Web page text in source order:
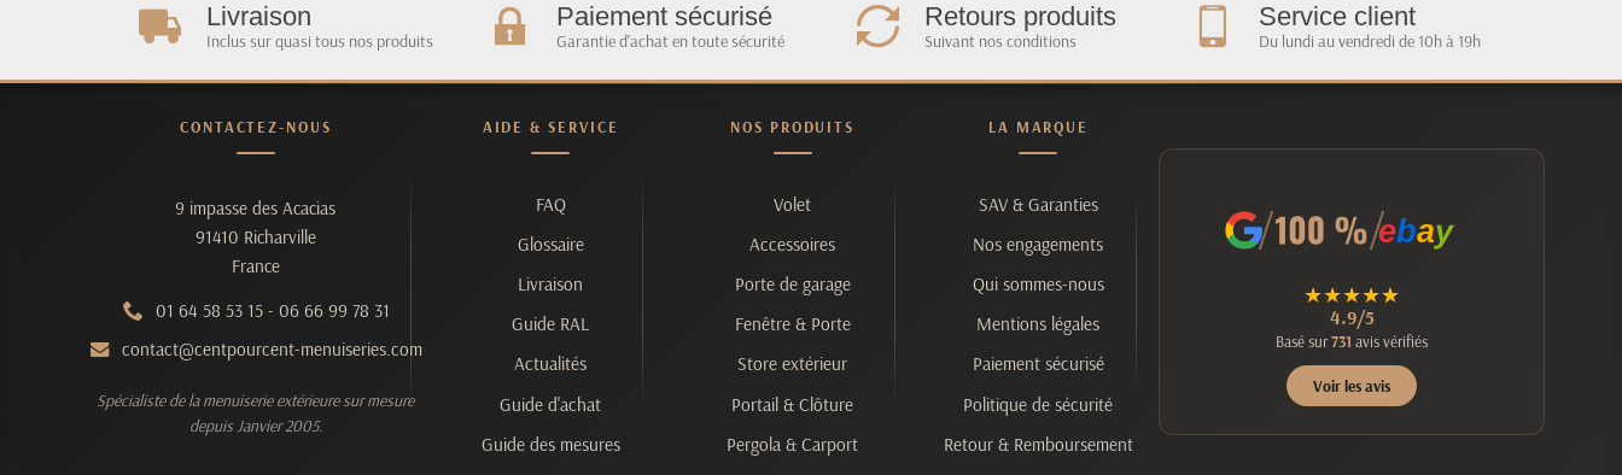
Livraison
Inclus sur quasi tous nos produits
Paiement sécurisé
Garantie d'achat en toute sécurité
Retours produits
Suivant nos conditions
Service client
Du lundi au vendredi de 10h à 19h
CONTACTEZ-NOUS
9 impasse des Acacias
91410 Richarville
France
01 64 58 53 15- 06 66 99 78 31
contact@centpourcent-menuiseries.com
Spécialiste de la menuiserie extérieure sur mesure
depuis Janvier 2005.
AIDE & SERVICE
FAQ
Glossaire
Livraison
Guide RAL
Actualités
Guide d'achat
Guide des mesures
NOS PRODUITS
Volet
Accessoires
Porte de garage
Fenêtre & Porte
Store extérieur
Portail & Clôture
Pergola & Carport
LA MARQUE
SAV & Garanties
Nos engagements
Qui sommes-nous
Mentions légales
Paiement sécurisé
Politique de sécurité
Retour & Remboursement
ebay
★★★★★
4.9/5
Basé sur731 avis vérifiés
Voir les avis